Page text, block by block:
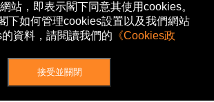
站，即表示閣下同意其使用cookies。
下如何管理cookies設置以及我們網站
資料，請閱讀我們的 《Cookies政
接受並關閉